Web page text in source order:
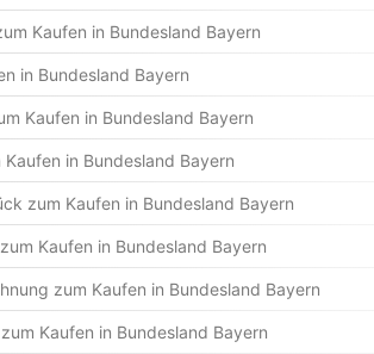
Kaufen in Bundesland Bayern
in Bundesland Bayern
Kaufen in Bundesland Bayern
in Bundesland Bayern
zum Kaufen in Bundesland Bayern
Kaufen in Bundesland Bayern
zum Kaufen in Bundesland Bayern
Kaufen in Bundesland Bayern